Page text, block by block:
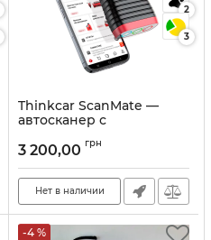
2
3
Thinkcar ScanMate —
автосканер с
обновлениями и 15
Артикул:10213
3 200,00 грн
Нет в наличии
-4 %